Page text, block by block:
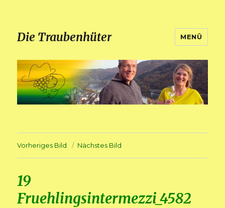
Die Traubenhüter MENÜ
Vorheriges Bild Nächstes Bild
19
Fruehlingsintermezzi_4582